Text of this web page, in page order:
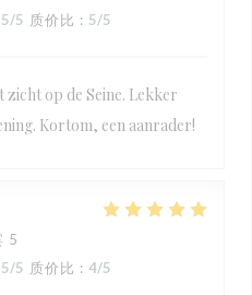
5/5 质价比 : 5/5
op de Seine. Lekker
Kortom, een aanrader!
5
5/5 质价比 : 4/5